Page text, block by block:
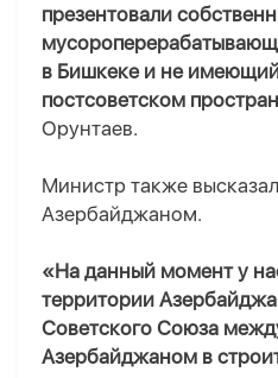
презентовали
в Бишкеке и не
постсоветском
Орунтаев.
Министр также
Азербайджаном.
«На данный момент у
территории
Советского Союза
Азербайджаном в